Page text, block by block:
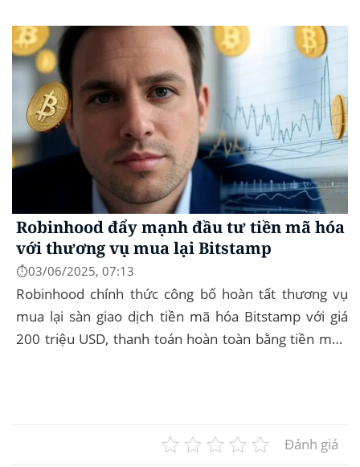
Robinhood đẩy mạnh đầu tư tiền mã hóa
với thương vụ mua lại Bitstamp
⏱️03/06/2025, 07:13
Robinhood chính thức công bố hoàn tất thương vụ
mua lại sàn giao dịch tiền mã hóa Bitstamp với giá
200 triệu USD, thanh toán hoàn toàn bằng tiền mặt.
Đánh giá